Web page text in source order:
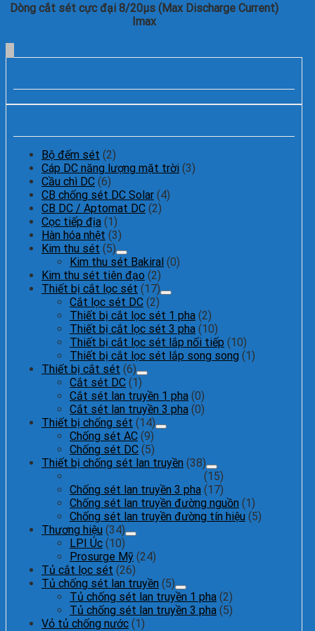
Dòng cắt sét cực đại 8/20μs (Max Discharge Current)
Imax
Bộ đếm sét (2)
Cáp DC năng lượng mặt trời (3)
Cầu chì DC (6)
CB chống sét DC Solar (4)
CB DC / Aptomat DC (2)
Cọc tiếp địa (1)
Hàn hóa nhệt (3)
Kim thu sét (5)
Kim thu sét Bakiral (0)
Kim thu sét tiên đạo (2)
Thiết bị cắt lọc sét (17)
Cắt lọc sét DC (2)
Thiết bị cắt lọc sét 1 pha (2)
Thiết bị cắt lọc sét 3 pha (10)
Thiết bị cắt lọc sét lắp nối tiếp (10)
Thiết bị cắt lọc sét lắp song song (1)
Thiết bị cắt sét (6)
Cắt sét DC (1)
Cắt sét lan truyền 1 pha (0)
Cắt sét lan truyền 3 pha (0)
Thiết bị chống sét (14)
Chống sét AC (9)
Chống sét DC (5)
Thiết bị chống sét lan truyền (38)
(15)
Chống sét lan truyền 3 pha (17)
Chống sét lan truyền đường nguồn (1)
Chống sét lan truyền đường tín hiệu (5)
Thương hiệu (34)
LPI Úc (10)
Prosurge Mỹ (24)
Tủ cắt lọc sét (26)
Tủ chống sét lan truyền (5)
Tủ chống sét lan truyền 1 pha (2)
Tủ chống sét lan truyền 3 pha (5)
Vỏ tủ chống nước (1)